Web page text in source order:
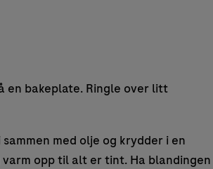
en bakeplate. Ringle over litt
med olje og krydder i en
opp til alt er tint. Ha blandingen